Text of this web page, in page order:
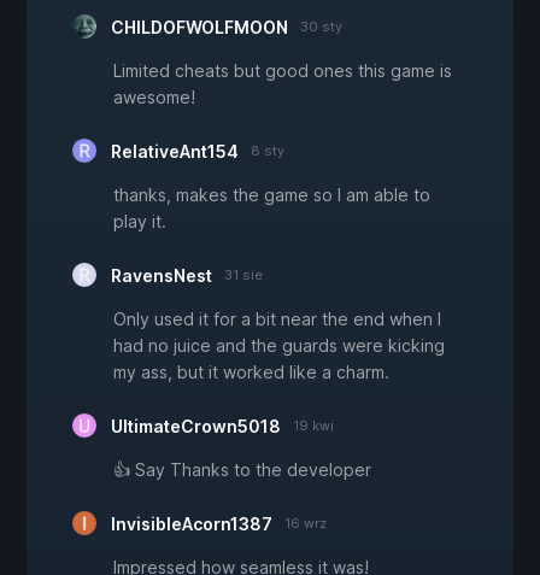
CHILDOFWOLFMOON 30 sty
Limited cheats but good ones this game is
awesome!
RelativeAnt154 8 sty
thanks, makes the game so I am able to
play it.
RavensNest 31 sie
Only used it for a bit near the end when I
had no juice and the guards were kicking
my ass, but it worked like a charm.
UltimateCrown5018 19 kwi
👍 Say Thanks to the developer
InvisibleAcorn1387 16 wrz
Impressed how seamless it was!